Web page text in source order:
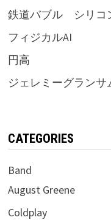
鉄道バブル シリコ
フィジカルAI
円高
ジェレミーグランサ
CATEGORIES
Band
August Greene
Coldplay